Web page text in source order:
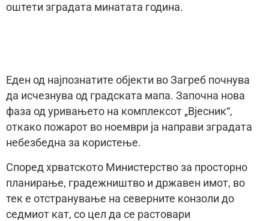
оштети зградата минатата година.
Еден од најпознатите објекти во Загреб почнува
да исчезнува од градската мапа. Започна нова
фаза од уривањето на комплексот „Вјесник“,
откако пожарот во ноември ја направи зградата
небезбедна за користење.
Според хрватското Министерство за просторно
планирање, градежништво и државен имот, во
тек е отстранување на северните конзоли до
седмиот кат, со цел да се растовари